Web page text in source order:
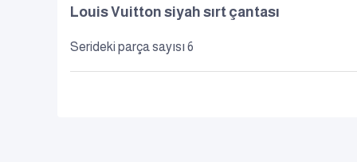
Louis Vuitton siyah sırt çantası
Serideki parça sayısı 6